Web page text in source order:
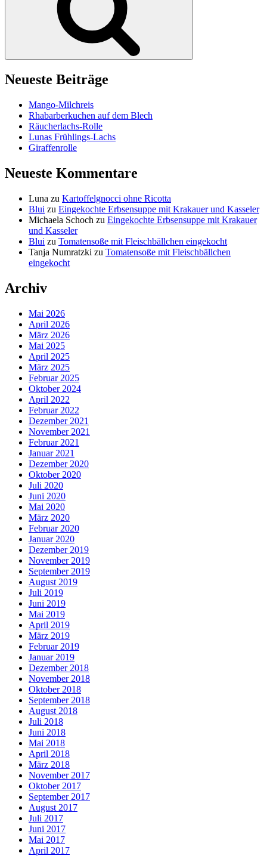
Neueste Beiträge
Mango-Milchreis
Rhabarberkuchen auf dem Blech
Räucherlachs-Rolle
Lunas Frühlings-Lachs
Giraffenrolle
Neueste Kommentare
Luna zu Kartoffelgnocci ohne Ricotta
Blui zu Eingekochte Erbsensuppe mit Krakauer und Kasseler
Michaela Schoch zu Eingekochte Erbsensuppe mit Krakauer
und Kasseler
Blui zu Tomatensoße mit Fleischbällchen eingekocht
Tanja Numratzki zu Tomatensoße mit Fleischbällchen
eingekocht
Archiv
Mai 2026
April 2026
März 2026
Mai 2025
April 2025
März 2025
Februar 2025
Oktober 2024
April 2022
Februar 2022
Dezember 2021
November 2021
Februar 2021
Januar 2021
Dezember 2020
Oktober 2020
Juli 2020
Juni 2020
Mai 2020
März 2020
Februar 2020
Januar 2020
Dezember 2019
November 2019
September 2019
August 2019
Juli 2019
Juni 2019
Mai 2019
April 2019
März 2019
Februar 2019
Januar 2019
Dezember 2018
November 2018
Oktober 2018
September 2018
August 2018
Juli 2018
Juni 2018
Mai 2018
April 2018
März 2018
November 2017
Oktober 2017
September 2017
August 2017
Juli 2017
Juni 2017
Mai 2017
April 2017